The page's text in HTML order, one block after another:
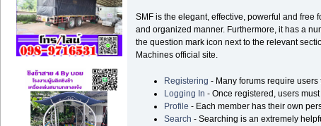
SMF is the elegant, effective, powerful and
and organized manner. Furthermore, it has a
the question mark icon next to the relevant
Machines official site.
Registering - Many forums require
Logging In - Once registered, users
Profile - Each member has their own
Search - Searching is an extremely